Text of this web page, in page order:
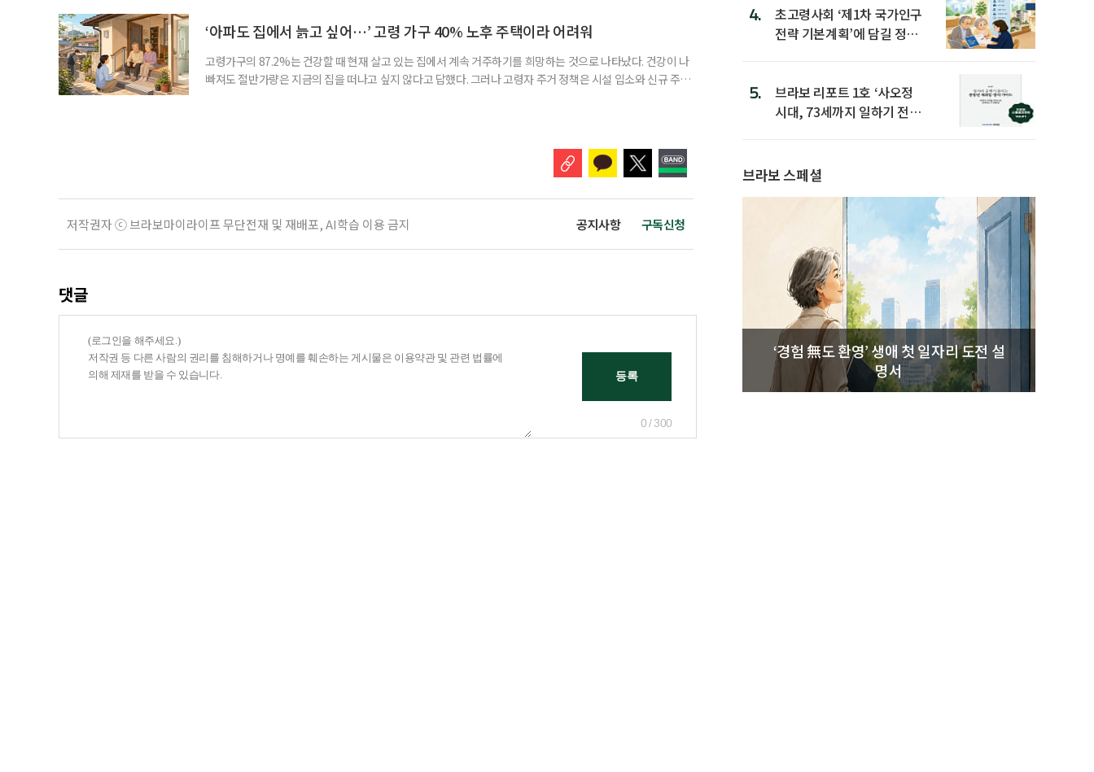
게 여기며, 거절하는 순간 태도를 바꾸는 행동도 건강한 관계와는 거리가 멀다. 믿고 털어놓은 개인사나 약점을
‘아파도 집에서 늙고 싶어…’ 고령 가구 40% 노후 주택이라 어려워
고령가구의 87.2%는 건강할 때 현재 살고 있는 집에서 계속 거주하기를 희망하는 것으로 나타났다. 건강이 나
빠져도 절반가량은 지금의 집을 떠나고 싶지 않다고 답했다. 그러나 고령자 주거 정책은 시설 입소와 신규 주택
저작권자 ⓒ 브라보마이라이프 무단전재 및 재배포, AI학습 이용 금지 공지사항 구독신청
댓글
0 / 300
4.
초고령사회 ‘제1차 국가인구
전략 기본계획’에 담길 정책
5.
브라보 리포트 1호 ‘사오정
시대, 73세까지 일하기 전략’
브라보 스페셜
‘경험 無도 환영’ 생애 첫 일자리 도전 설
명서